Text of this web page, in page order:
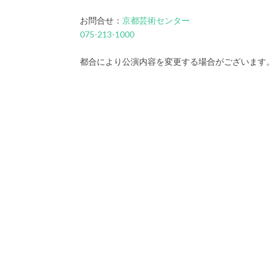
お問合せ： 京都芸術センター
075-213-1000
都合により公演内容を変更する場合がございます